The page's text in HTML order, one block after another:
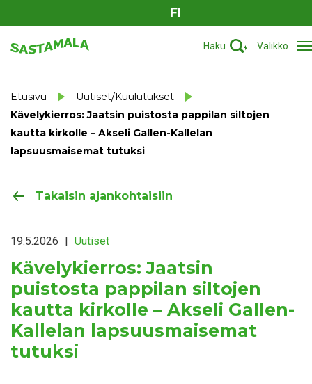
FI
Haku Valikko
Etusivu
Uutiset/Kuulutukset
Kävelykierros: Jaatsin puistosta pappilan siltojen
kautta kirkolle – Akseli Gallen-Kallelan
lapsuusmaisemat tutuksi
Takaisin ajankohtaisiin
19.5.2026 | Uutiset
Kävelykierros: Jaatsin
puistosta pappilan siltojen
kautta kirkolle – Akseli Gallen-
Kallelan lapsuusmaisemat
tutuksi